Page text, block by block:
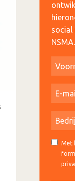
social
NSMA.
Met